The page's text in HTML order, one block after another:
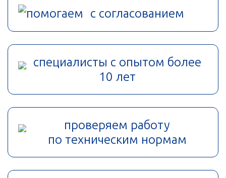
помогаем с согласованием
специалисты с опытом более
10 лет
проверяем работу
по техническим нормам